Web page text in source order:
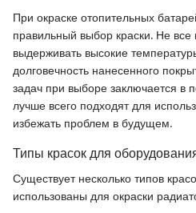
При окраске отопительных
правильный выбор краски. Не все
выдерживать высокие
долговечность нанесенного
задач при выборе заключается в
лучше всего подходят для
избежать проблем в будущем.
Типы красок для
Существует несколько типов
использованы для окраски